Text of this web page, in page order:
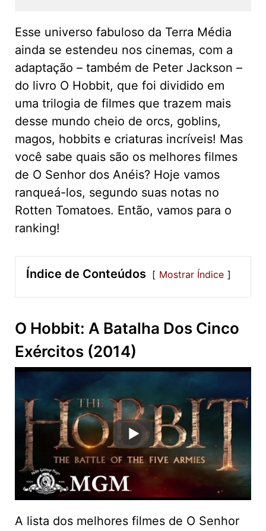
Esse universo fabuloso da Terra Média
ainda se estendeu nos cinemas, com a
adaptação – também de Peter Jackson –
do livro O Hobbit, que foi dividido em
uma trilogia de filmes que trazem mais
desse mundo cheio de orcs, goblins,
magos, hobbits e criaturas incríveis! Mas
você sabe quais são os melhores filmes
de O Senhor dos Anéis? Hoje vamos
ranqueá-los, segundo suas notas no
Rotten Tomatoes. Então, vamos para o
ranking!
Índice de Conteúdos Mostrar Índice
O Hobbit: A Batalha Dos Cinco
Exércitos (2014)
A lista dos melhores filmes de O Senhor